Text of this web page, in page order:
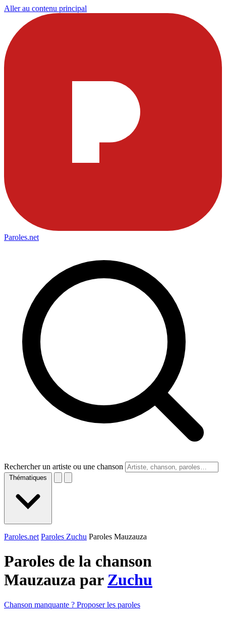
Aller au contenu principal
Paroles.net
Rechercher un artiste ou une chanson
Thématiques
Paroles.net Paroles Zuchu Paroles Mauzauza
Paroles de la chanson
Mauzauza par Zuchu
Chanson manquante ? Proposer les paroles